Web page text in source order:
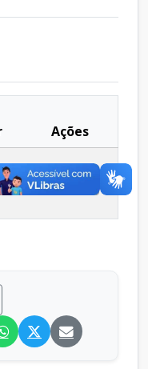
Ações
Baixar